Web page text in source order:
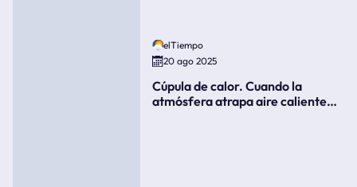
elTiempo
20 ago 2025
Cúpula de calor. Cuando la
atmósfera atrapa aire caliente